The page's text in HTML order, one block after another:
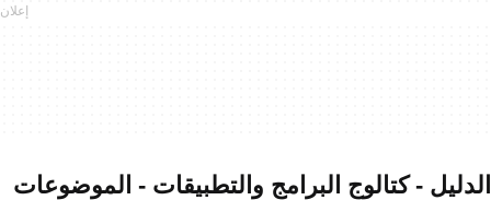
الدليل - كتالوج البرامج والتطبيقات - الموضوعات